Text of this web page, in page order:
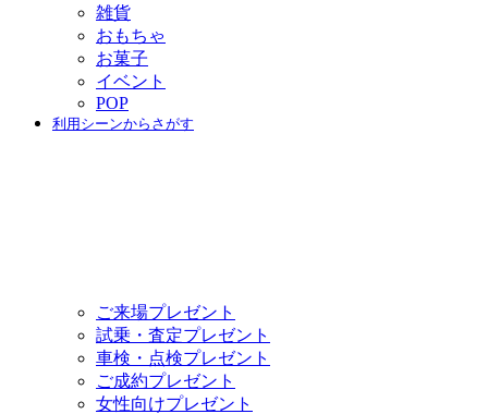
雑貨
おもちゃ
お菓子
イベント
POP
利用シーンからさがす
ご来場プレゼント
試乗・査定プレゼント
車検・点検プレゼント
ご成約プレゼント
女性向けプレゼント